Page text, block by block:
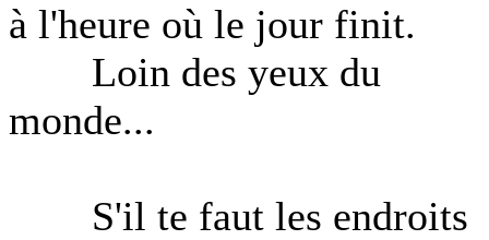
à l'heure où le jour finit.
Loin des yeux du
monde...
S'il te faut les endroits